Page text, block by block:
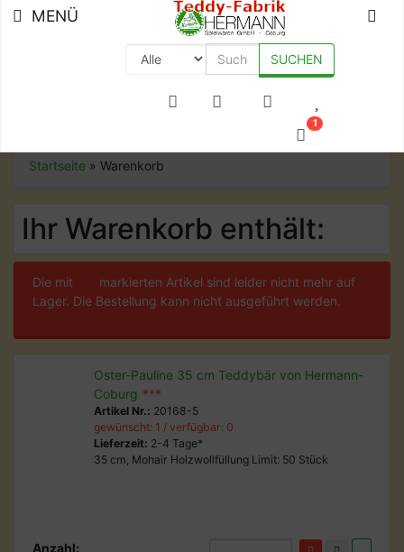
+49 (0) 9561-8590-0
MENÜ
SUCHEN
1
Startseite » Warenkorb
Ihr Warenkorb enthält:
Die mit
markierten Artikel sind leider nicht mehr auf
Lager. Die Bestellung kann nicht ausgeführt werden.
Oster-Pauline 35 cm Teddybär von Hermann-
Coburg ***
Artikel Nr.: 20168-5
gewünscht: 1 / verfügbar: 0
Lieferzeit: 2-4 Tage*
35 cm, Mohair Holzwollfüllung Limit: 50 Stück
Anzahl: